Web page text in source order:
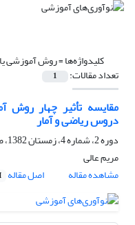
کلیدواژه‌ها =روش آموزشی
تعداد مقالات: 1
مقایسه تأثیر چهار
دروس ریاضی و آمار
دوره 2، شماره 4، زمستان 1382، صفحه
مریم عالی
مشاهده مقاله
اصل مقاله